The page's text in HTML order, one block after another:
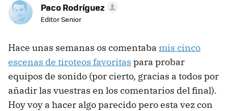
Paco Rodríguez
Editor Senior
Hace unas semanas os comentaba mis cinco
escenas de tiroteos favoritas para probar
equipos de sonido (por cierto, gracias a todos por
añadir las vuestras en los comentarios del final).
Hoy voy a hacer algo parecido pero esta vez con